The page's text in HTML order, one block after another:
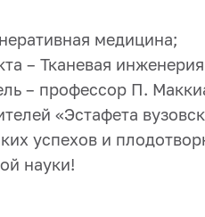
медицина;
– Тканевая
– профессор П.
«Эстафета
успехов и
науки!